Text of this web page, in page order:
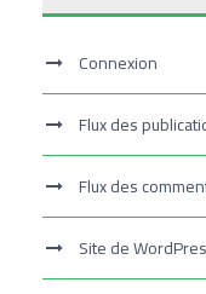
Connexion
Flux des
Flux des
Site de